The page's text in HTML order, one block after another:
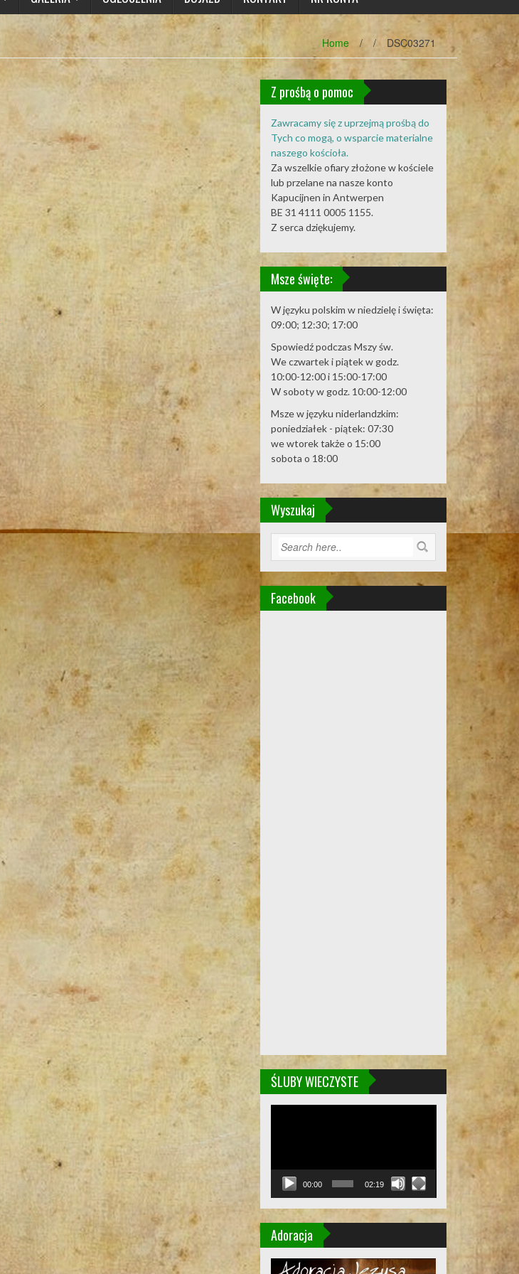
Home / / DSC03271
Z prośbą o pomoc
Zawracamy się z uprzejmą prośbą do
Tych co mogą, o wsparcie materialne
naszego kościoła.
Za wszelkie ofiary złożone w kościele
lub przelane na nasze konto
Kapucijnen in Antwerpen
BE 31 4111 0005 1155.
Z serca dziękujemy.
Msze święte:
W języku polskim w niedzielę i święta:
09:00; 12:30; 17:00
Spowiedź podczas Mszy św.
We czwartek i piątek w godz.
10:00-12:00 i 15:00-17:00
W soboty w godz. 10:00-12:00
Msze w języku niderlandzkim:
poniedziałek - piątek: 07:30
we wtorek także o 15:00
sobota o 18:00
Wyszukaj
Facebook
ŚLUBY WIECZYSTE
00:00 02:19
Adoracja